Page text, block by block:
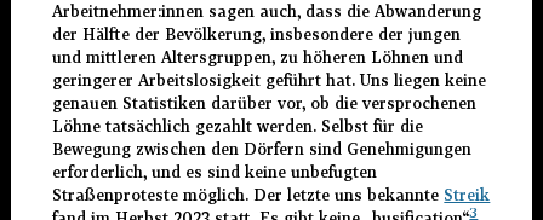
Arbeitnehmer:innen sagen auch, dass die Abwanderung
der Hälfte der Bevölkerung, insbesondere der jungen
und mittleren Altersgruppen, zu höheren Löhnen und
geringerer Arbeitslosigkeit geführt hat. Uns liegen keine
genauen Statistiken darüber vor, ob die versprochenen
Löhne tatsächlich gezahlt werden. Selbst für die
Bewegung zwischen den Dörfern sind Genehmigungen
erforderlich, und es sind keine unbefugten
Straßenproteste möglich. Der letzte uns bekannte Streik
3